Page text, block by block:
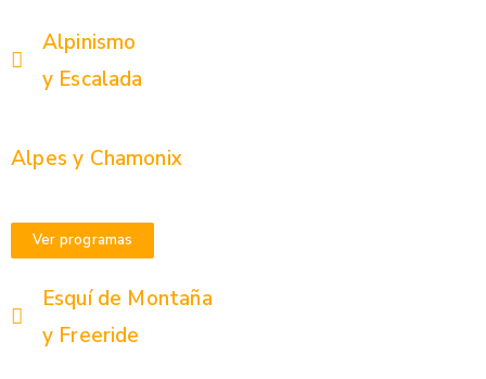
Alpinismo
y Escalada
Alpes y Chamonix
Ver programas
Esquí de Montaña
y Freeride